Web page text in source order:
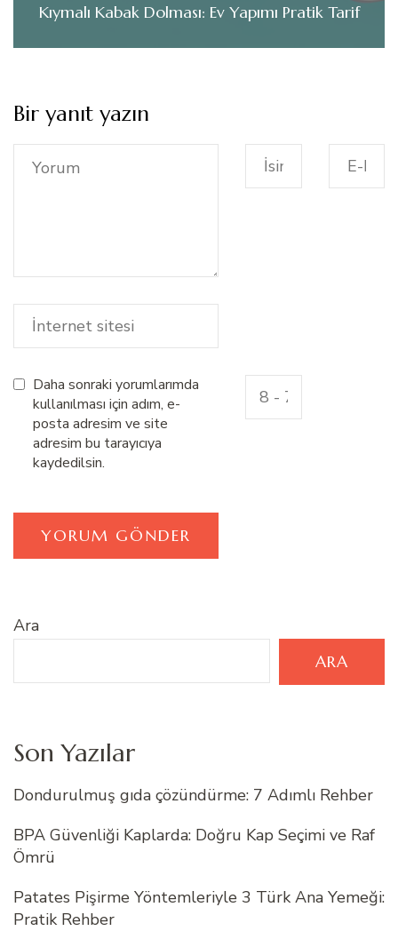
Kıymalı Kabak Dolması: Ev Yapımı Pratik Tarif
Bir yanıt yazın
Daha sonraki yorumlarımda
kullanılması için adım, e-
posta adresim ve site
adresim bu tarayıcıya
kaydedilsin.
Ara
ARA
Son Yazılar
Dondurulmuş gıda çözündürme: 7 Adımlı Rehber
BPA Güvenliği Kaplarda: Doğru Kap Seçimi ve Raf
Ömrü
Patates Pişirme Yöntemleriyle 3 Türk Ana Yemeği:
Pratik Rehber